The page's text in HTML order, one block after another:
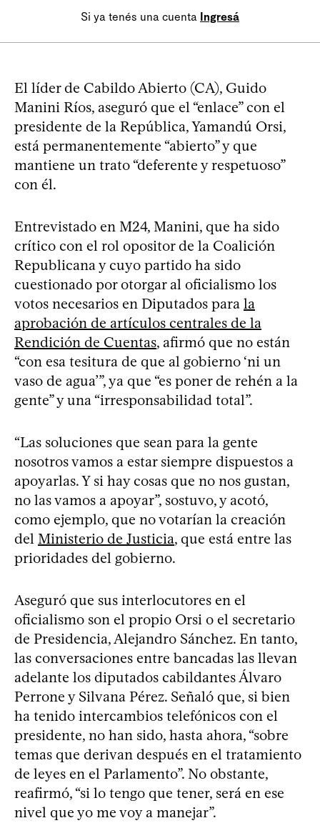
Si ya tenés una cuenta Ingresá
El líder de Cabildo Abierto (CA), Guido
Manini Ríos, aseguró que el “enlace” con el
presidente de la República, Yamandú Orsi,
está permanentemente “abierto” y que
mantiene un trato “deferente y respetuoso”
con él.
Entrevistado en M24, Manini, que ha sido
crítico con el rol opositor de la Coalición
Republicana y cuyo partido ha sido
cuestionado por otorgar al oficialismo los
votos necesarios en Diputados para la
aprobación de artículos centrales de la
Rendición de Cuentas, afirmó que no están
“con esa tesitura de que al gobierno ‘ni un
vaso de agua’”, ya que “es poner de rehén a la
gente” y una “irresponsabilidad total”.
“Las soluciones que sean para la gente
nosotros vamos a estar siempre dispuestos a
apoyarlas. Y si hay cosas que no nos gustan,
no las vamos a apoyar”, sostuvo, y acotó,
como ejemplo, que no votarían la creación
del Ministerio de Justicia, que está entre las
prioridades del gobierno.
Aseguró que sus interlocutores en el
oficialismo son el propio Orsi o el secretario
de Presidencia, Alejandro Sánchez. En tanto,
las conversaciones entre bancadas las llevan
adelante los diputados cabildantes Álvaro
Perrone y Silvana Pérez. Señaló que, si bien
ha tenido intercambios telefónicos con el
presidente, no han sido, hasta ahora, “sobre
temas que derivan después en el tratamiento
de leyes en el Parlamento”. No obstante,
reafirmó, “si lo tengo que tener, será en ese
nivel que yo me voy a manejar”.